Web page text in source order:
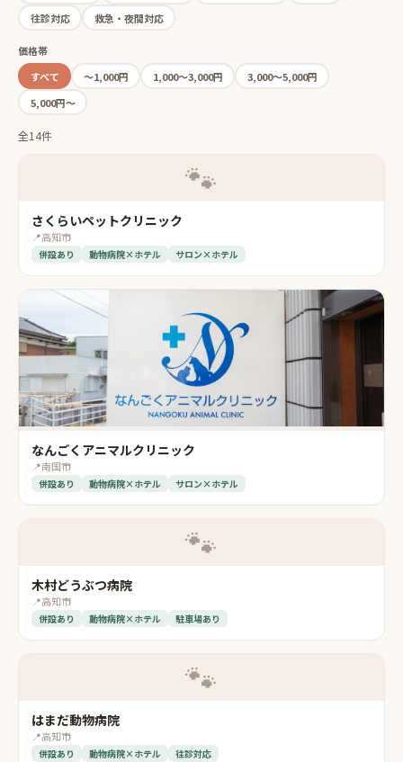
往診対応
救急・夜間対応
価格帯
すべて
〜1,000円 1,000〜3,000円
3,000〜5,000円
5,000円〜
全14件
🐾
さくらいペットクリニック
📍高知市
併設あり 動物病院×ホテル サロン×ホテル
なんごくアニマルクリニック
📍南国市
併設あり 動物病院×ホテル サロン×ホテル
🐾
木村どうぶつ病院
📍高知市
併設あり 動物病院×ホテル 駐車場あり
🐾
はまだ動物病院
📍高知市
併設あり 動物病院×ホテル 往診対応